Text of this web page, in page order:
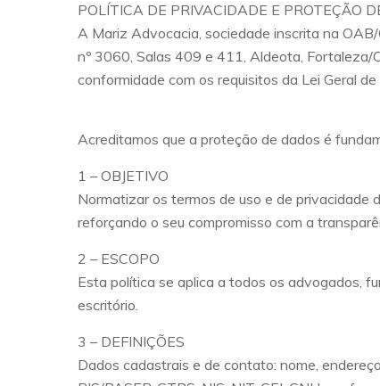
POLÍTICA DE PRIVACIDADE E PROTEÇÃO
A Mariz Advocacia, sociedade inscrita na
nº 3060, Salas 409 e 411, Aldeota, Fortaleza/
conformidade com os requisitos da Lei Geral
Acreditamos que a proteção de dados é
1 – OBJETIVO
Normatizar os termos de uso e de privacidade
reforçando o seu compromisso com a
2 – ESCOPO
Esta política se aplica a todos os advogados,
escritório.
3 – DEFINIÇÕES
Dados cadastrais e de contato: nome,